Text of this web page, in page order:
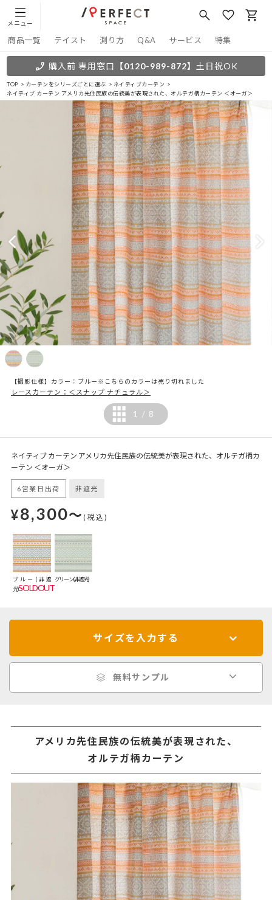
メニュー
商品一覧 テイスト 測り方 Q&A サービス 特集
購入前 専用窓口 【0120-989-872】 土日祝OK
TOP カーテンをシリーズごとに選ぶ
ネイティブカーテン
ネイティブ カーテン アメリカ先住民族の伝統美が表現された、オルテガ柄カーテン ＜オーガ＞
【撮影仕様】カラー：ブルー※こちらのカラーは売り切れました
レースカーテン：＜スナップ ナチュラル＞
1 / 8
ネイティブ カーテン アメリカ先住民族の伝統美が表現された、オルテガ柄カ
ーテン ＜オーガ＞
6営業日出荷 非遮光
¥8,300～(税込)
ブルー(非遮
光)SOLDOUT
グリーン(非遮光)
サイズを入力する
無料サンプル
アメリカ先住民族の伝統美が表現された、
オルテガ柄カーテン